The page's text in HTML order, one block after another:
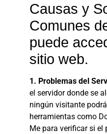
Causas y
Comunes
puede
sitio web.
1. Problemas del
el servidor donde se
ningún visitante
herramientas como
Me para verificar si el